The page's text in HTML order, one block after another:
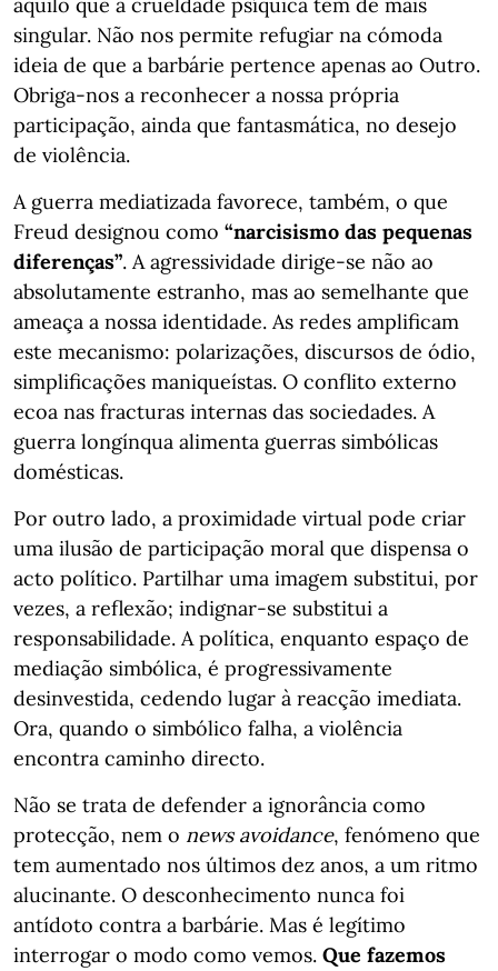
singular. Não nos permite refugiar na cómoda
ideia de que a barbárie pertence apenas ao Outro.
Obriga-nos a reconhecer a nossa própria
participação, ainda que fantasmática, no desejo
de violência.
A guerra mediatizada favorece, também, o que
Freud designou como “narcisismo das pequenas
diferenças”. A agressividade dirige-se não ao
absolutamente estranho, mas ao semelhante que
ameaça a nossa identidade. As redes amplificam
este mecanismo: polarizações, discursos de ódio,
simplificações maniqueístas. O conflito externo
ecoa nas fracturas internas das sociedades. A
guerra longínqua alimenta guerras simbólicas
domésticas.
Por outro lado, a proximidade virtual pode criar
uma ilusão de participação moral que dispensa o
acto político. Partilhar uma imagem substitui, por
vezes, a reflexão; indignar-se substitui a
responsabilidade. A política, enquanto espaço de
mediação simbólica, é progressivamente
desinvestida, cedendo lugar à reacção imediata.
Ora, quando o simbólico falha, a violência
encontra caminho directo.
Não se trata de defender a ignorância como
protecção, nem o news avoidance, fenómeno que
tem aumentado nos últimos dez anos, a um ritmo
alucinante. O desconhecimento nunca foi
antídoto contra a barbárie. Mas é legítimo
interrogar o modo como vemos. Que fazemos